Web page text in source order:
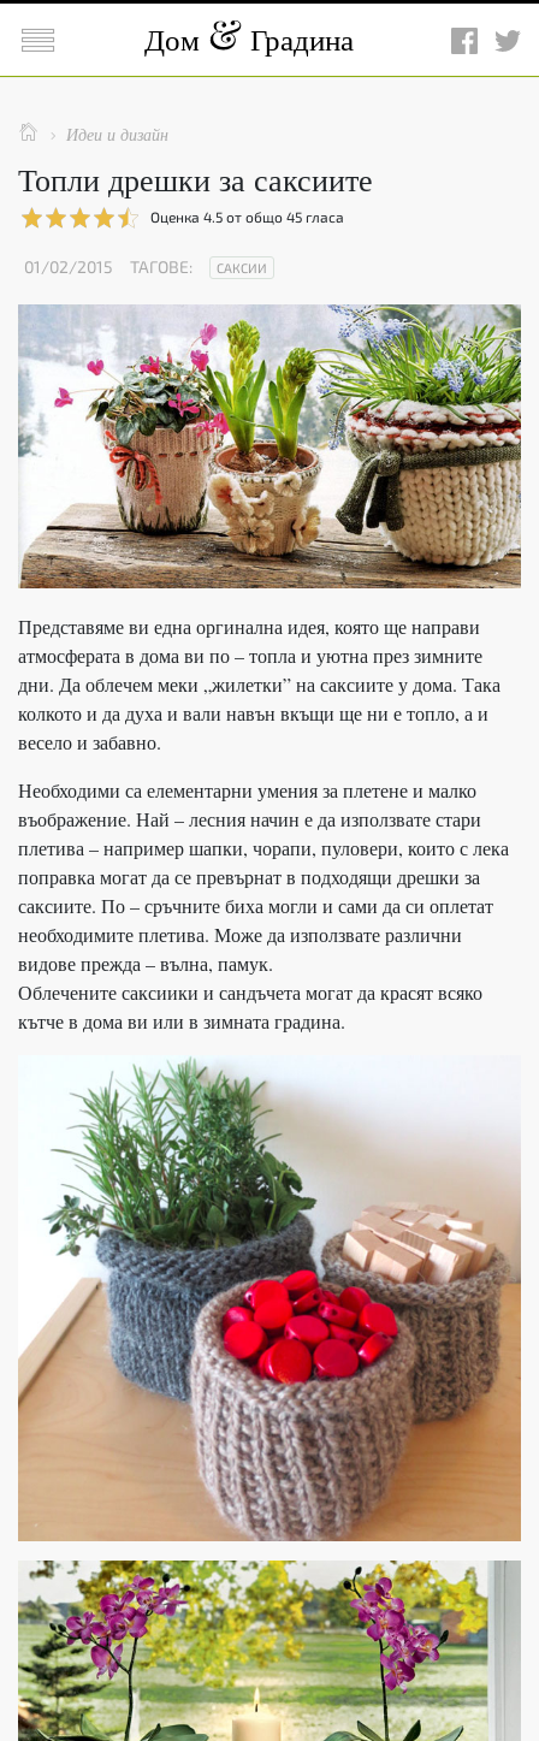
 Дом Градина
  Идеи и дизайн
Топли дрешки за саксиите
Оценка 4.5 от общо 45 гласа
01/02/2015 ТАГОВЕ: САКСИИ
Представяме ви една оргинална идея, която ще направи
атмосферата в дома ви по – топла и уютна през зимните
дни. Да облечем меки „жилетки” на саксиите у дома. Така
колкото и да духа и вали навън вкъщи ще ни е топло, а и
весело и забавно.
Необходими са елементарни умения за плетене и малко
въображение. Най – лесния начин е да използвате стари
плетива – например шапки, чорапи, пуловери, които с лека
поправка могат да се превърнат в подходящи дрешки за
саксиите. По – сръчните биха могли и сами да си оплетат
необходимите плетива. Може да използвате различни
видове прежда – вълна, памук.
Облечените саксиики и сандъчета могат да красят всяко
кътче в дома ви или в зимната градина.